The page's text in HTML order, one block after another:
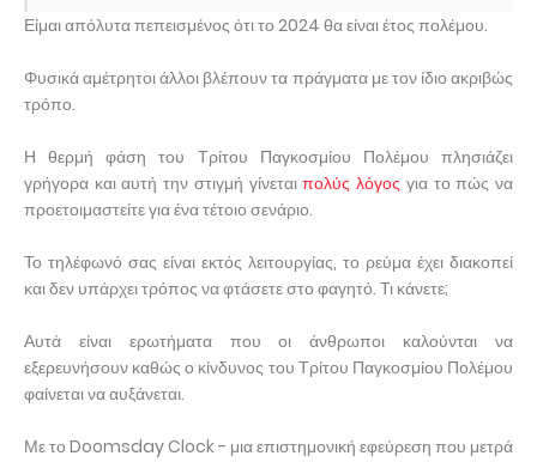
Είμαι απόλυτα πεπεισμένος ότι το 2024 θα είναι έτος πολέμου.
Φυσικά αμέτρητοι άλλοι βλέπουν τα πράγματα με τον ίδιο ακριβώς
τρόπο.
Η θερμή φάση του Τρίτου Παγκοσμίου Πολέμου πλησιάζει
γρήγορα και αυτή την στιγμή γίνεταιπολύς λόγος για το πώς να
προετοιμαστείτε για ένα τέτοιο σενάριο.
Το τηλέφωνό σας είναι εκτός λειτουργίας, το ρεύμα έχει διακοπεί
και δεν υπάρχει τρόπος να φτάσετε στο φαγητό. Τι κάνετε;
Αυτά είναι ερωτήματα που οι άνθρωποι καλούνται να
εξερευνήσουν καθώς ο κίνδυνος του Τρίτου Παγκοσμίου Πολέμου
φαίνεται να αυξάνεται.
Με το Doomsday Clock - μια επιστημονική εφεύρεση που μετρά